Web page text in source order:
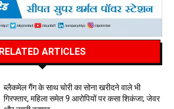
RELATED ARTICLES
ब्लैकमेल गैंग के साथ चोरी का सोना खरीदने वाले भी
गिरफ्तार, महिला समेत 9 आरोपियों पर कसा शिकंजा; जेवर